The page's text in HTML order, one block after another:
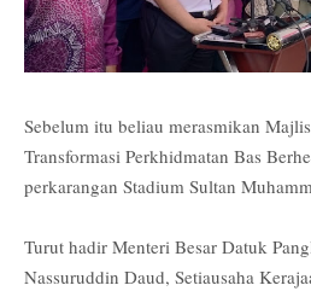
Sebelum itu beliau merasmikan
Transformasi Perkhidmatan Bas
perkarangan Stadium Sultan
Turut hadir Menteri Besar Datuk
Nassuruddin Daud, Setiausaha